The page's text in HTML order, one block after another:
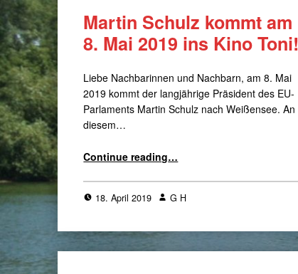
Martin Schulz kommt am
8. Mai 2019 ins Kino Toni!
Liebe Nachbarinnen und Nachbarn, am 8. Mai
2019 kommt der langjährige Präsident des EU-
Parlaments Martin Schulz nach Weißensee. An
diesem…
Continue reading…
18. April 2019 G H